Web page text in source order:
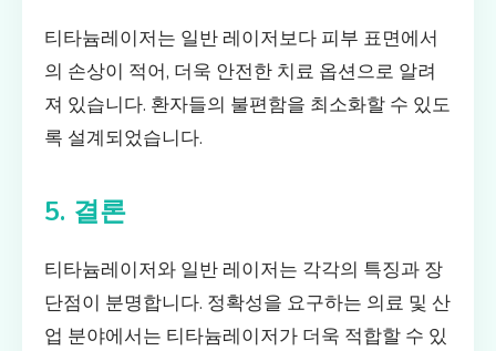
티타늄레이저는 일반 레이저보다 피부 표면에서
의 손상이 적어, 더욱 안전한 치료 옵션으로 알려
져 있습니다. 환자들의 불편함을 최소화할 수 있도
록 설계되었습니다.
5. 결론
티타늄레이저와 일반 레이저는 각각의 특징과 장
단점이 분명합니다. 정확성을 요구하는 의료 및 산
업 분야에서는 티타늄레이저가 더욱 적합할 수 있